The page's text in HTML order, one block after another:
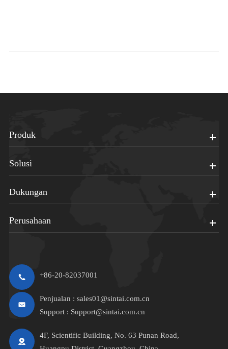
Produk
Solusi
Dukungan
Perusahaan
+86-20-82037001
Penjualan : sales01@sintai.com.cn
Support : Support@sintai.com.cn
4F, Scientific Building, No. 63 Punan Road,